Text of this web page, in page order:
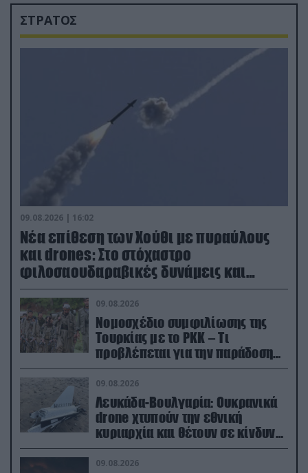
ΣΤΡΑΤΟΣ
09.08.2026 | 16:02
Νέα επίθεση των Χούθι με πυραύλους
και drones: Στο στόχαστρο
φιλοσαουδαραβικές δυνάμεις και
εγκαταστάσεις
09.08.2026
Νομοσχέδιο συμφιλίωσης της
Τουρκίας με το ΡΚΚ – Τι
προβλέπεται για την παράδοση
των όπλων
09.08.2026
Λευκάδα-Βουλγαρία: Ουκρανικά
drone χτυπούν την εθνική
κυριαρχία και θέτουν σε κίνδυνο
οικονομίες χωρών του ΝΑΤΟ
09.08.2026